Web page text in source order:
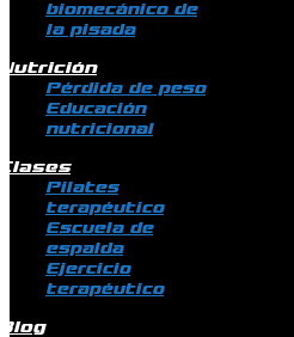
biomecánico de
la pisada
Pérdida de peso
Educación
nutricional
Pilates
terapéutico
Escuela de
espalda
Ejercicio
terapéutico